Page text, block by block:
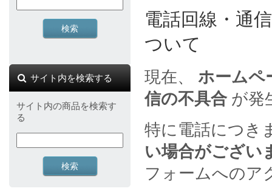
電話回線・通
ついて
現在、 ホームペ
信の不具合 が発
特に電話につき
い場合がござい
フォームへのア
サイト内を検索する
サイト内の商品を検索す
る